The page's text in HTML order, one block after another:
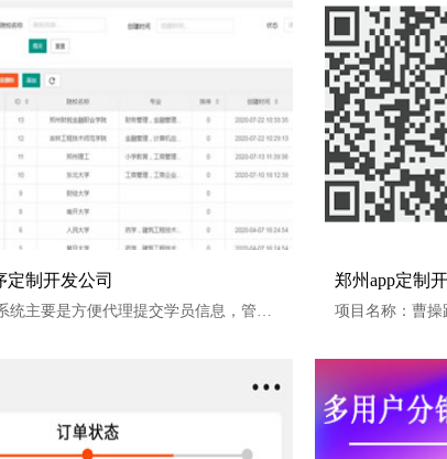
制开发公司
定制开发公司
功能介绍 系统主要是方便代理提交学员信息，管理员
郑州app定制开
郑州app定制